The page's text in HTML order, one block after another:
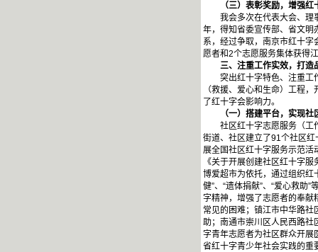
（三）表彰奖励，增强红
我会多次在代表大会、理事
年，得知省委宣传部、省文明
系，经过争取，南京市红十字
愿者和2个志愿服务集体获得
三、注重工作实效，打造
突出红十字特色、注重工作
（救援、爱心和生命）工程
了红十字会影响力。
（一）搭建平台，实现社
社区红十字志愿服务（工作
街道、社区建立了91个社区
展全国社区红十字服务示范活
《关于开展创建社区红十字
博爱超市为依托，通过组织红
健”、“遗体捐献”、“爱心救助
字精神，增强了志愿者的奉献
常见的困难；镇江市中华路
助；南通市崇川区人民西路社
字青年志愿者为社区群众开展
省红十字青少年社会实践的重